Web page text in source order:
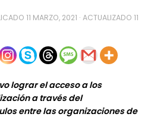
11 MARZO, 2021 · ACTUALIZADO 11
lograr el acceso a los
a través del
entre las organizaciones de